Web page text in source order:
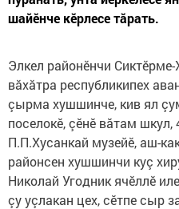
шайӗнче кӗрлесе тăрать.
Элкел районӗнчи
вăхăтра республикипех
çырма хушшинче, кив ял
поселокӗ, çӗнӗ вăтам шкул,
П.П.Хусанкай музейӗ, аш-
районсен хушшинчи куç
Николай Угодник ячӗллӗ
çу уçлакан цех, сӗтпе сыр